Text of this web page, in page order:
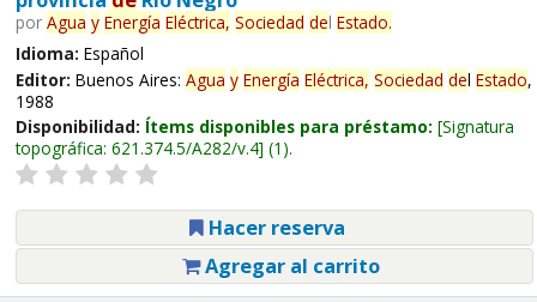
por Agua y Energía Eléctrica, Sociedad del Estado.
Idioma: Español
Editor: Buenos Aires: Agua y Energía Eléctrica, Sociedad del Estado,
1988
Disponibilidad: Ítems disponibles para préstamo: Signatura
topográfica: 621.374.5/A282/v.4 (1).
Hacer reserva
Agregar al carrito